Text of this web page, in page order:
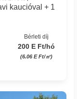
kaucióval + 1
Bérleti díj
200 E Ft/hó
(6.06 E Ft/㎡)